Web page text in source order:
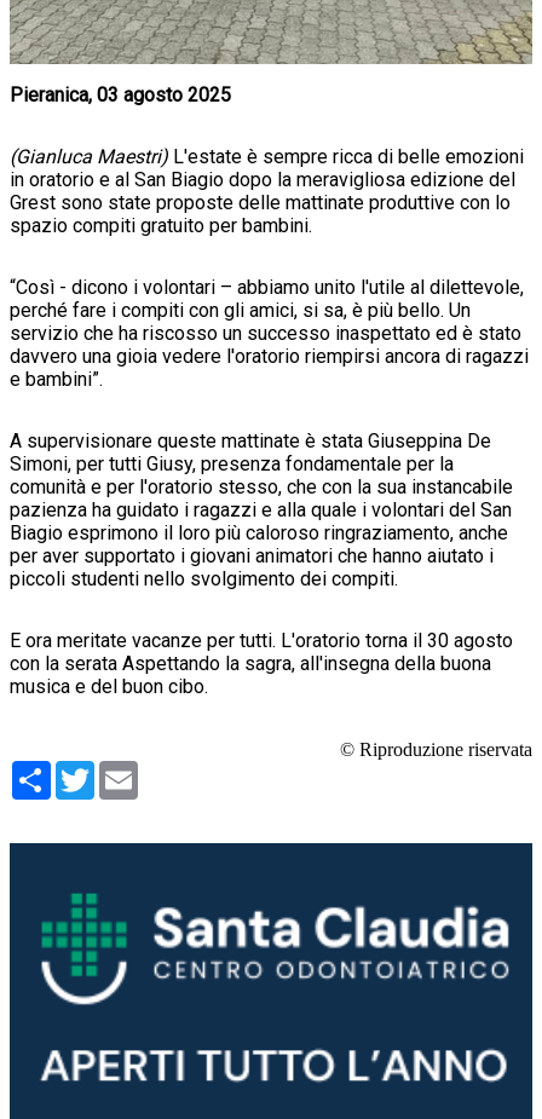
Pieranica, 03 agosto 2025
(Gianluca Maestri) L'estate è sempre ricca di belle emozioni
in oratorio e al San Biagio dopo la meravigliosa edizione del
Grest sono state proposte delle mattinate produttive con lo
spazio compiti gratuito per bambini.
“Così - dicono i volontari – abbiamo unito l'utile al dilettevole,
perché fare i compiti con gli amici, si sa, è più bello. Un
servizio che ha riscosso un successo inaspettato ed è stato
davvero una gioia vedere l'oratorio riempirsi ancora di ragazzi
e bambini”.
A supervisionare queste mattinate è stata Giuseppina De
Simoni, per tutti Giusy, presenza fondamentale per la
comunità e per l'oratorio stesso, che con la sua instancabile
pazienza ha guidato i ragazzi e alla quale i volontari del San
Biagio esprimono il loro più caloroso ringraziamento, anche
per aver supportato i giovani animatori che hanno aiutato i
piccoli studenti nello svolgimento dei compiti.
E ora meritate vacanze per tutti. L'oratorio torna il 30 agosto
con la serata Aspettando la sagra, all'insegna della buona
musica e del buon cibo.
© Riproduzione riservata
Condividi
Twitter